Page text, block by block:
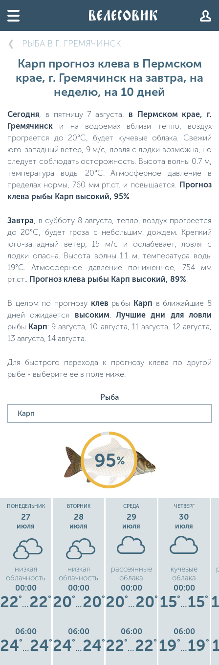
РЫБА В Г. ГРЕМЯЧИНСК
Карп прогноз клева в Пермском
крае, г. Гремячинск на завтра, на
неделю, на 10 дней
Сегодня, в пятницу 7 августа, в Пермском крае, г.
Гремячинск и на водоемах вблизи тепло, воздух
прогреется до 20°C, будет кучевые облака. Свежий
юго-западный ветер, 9 м/с, ловля с лодки возможна, но
следует соблюдать осторожность. Высота волны 0.7 м,
температура воды 20°C. Атмосферное давление в
пределах нормы, 760 мм рт.ст. и повышается. Прогноз
клева рыбы Карп высокий, 95%.
Завтра, в субботу 8 августа, тепло, воздух прогреется
до 20°C, будет гроза с небольшим дождем. Крепкий
юго-западный ветер, 15 м/с и ослабевает, ловля с
лодки опасна. Высота волны 1.1 м, температура воды
19°C. Атмосферное давление пониженное, 754 мм
рт.ст.. Прогноз клева рыбы Карп высокий, 89%.
В целом по прогнозу клев рыбы Карп в ближайшие 8
дней ожидается высоким.Лучшие дни для ловли
рыбы Карп: 9 августа, 10 августа, 11 августа, 12 августа,
13 августа, 14 августа.
Для быстрого перехода к прогнозу клева по другой
рыбе - выберите ее в поле ниже.
Рыба
95%
ПОНЕДЕЛЬНИК
27
июля
низкая
облачность
00:00
22°
…22°
06:00
24°
…24°
ВТОРНИК
28
июля
низкая
облачность
00:00
20°
…20°
06:00
24°
…24°
СРЕДА
29
июля
рассеянные
облака
00:00
20°
…20°
06:00
22°
…22°
ЧЕТВЕРГ
30
июля
кучевые
облака
00:00
15°
…15°
06:00
19°
…19°